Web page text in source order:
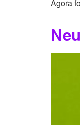
Agora